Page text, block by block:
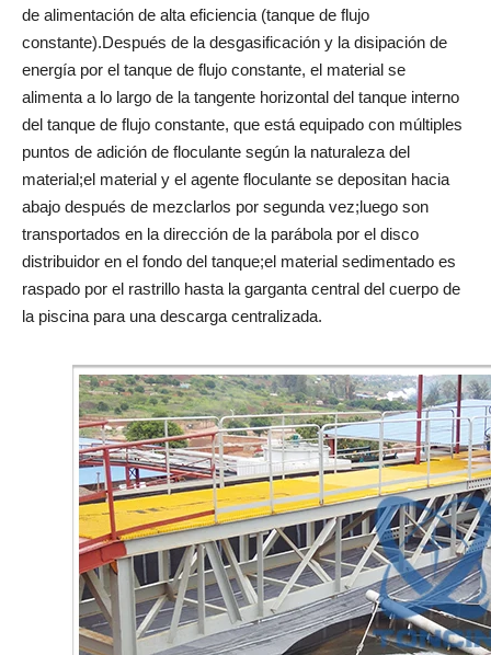
de alimentación de alta eficiencia (tanque de flujo
constante).Después de la desgasificación y la disipación de
energía por el tanque de flujo constante, el material se
alimenta a lo largo de la tangente horizontal del tanque interno
del tanque de flujo constante, que está equipado con múltiples
puntos de adición de floculante según la naturaleza del
material;el material y el agente floculante se depositan hacia
abajo después de mezclarlos por segunda vez;luego son
transportados en la dirección de la parábola por el disco
distribuidor en el fondo del tanque;el material sedimentado es
raspado por el rastrillo hasta la garganta central del cuerpo de
la piscina para una descarga centralizada.